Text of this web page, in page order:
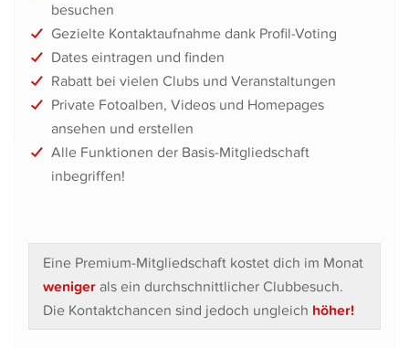
besuchen
Gezielte Kontaktaufnahme dank Profil-Voting
Dates eintragen und finden
Rabatt bei vielen Clubs und Veranstaltungen
Private Fotoalben, Videos und Homepages
ansehen und erstellen
Alle Funktionen der Basis-Mitgliedschaft
inbegriffen!
Eine Premium-Mitgliedschaft kostet dich im Monat
weniger als ein durchschnittlicher Clubbesuch.
Die Kontaktchancen sind jedoch ungleich höher!